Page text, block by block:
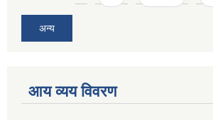
अन्य
आय व्यय विवरण